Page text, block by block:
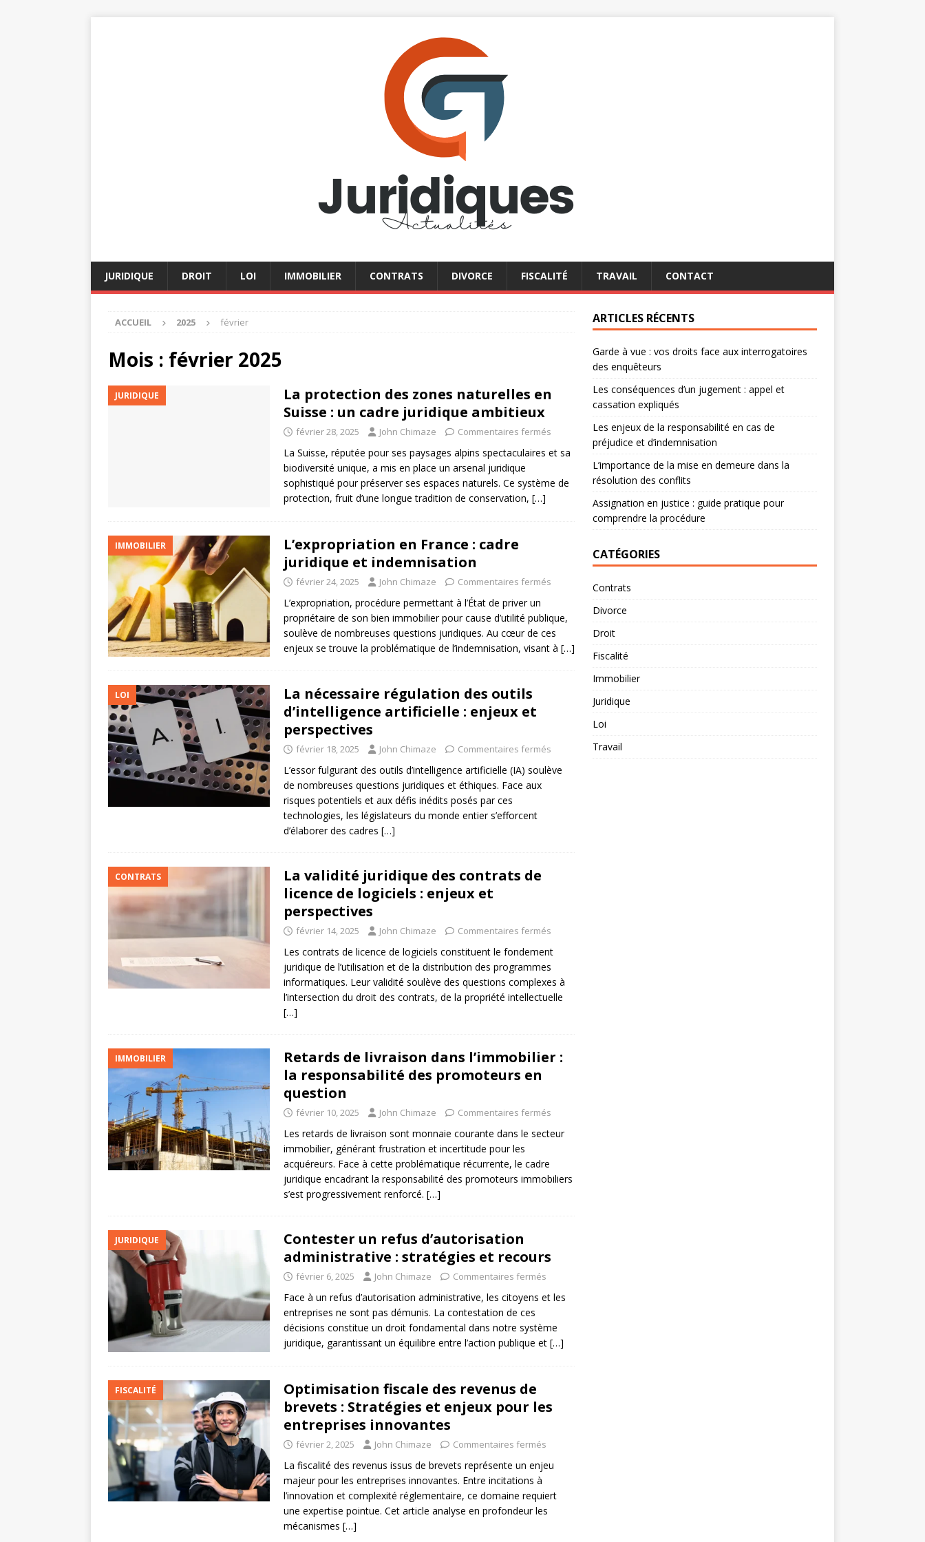
JURIDIQUE DROIT LOI IMMOBILIER CONTRATS DIVORCE FISCALITÉ TRAVAIL CONTACT
ACCUEIL 2025 février
Mois : février 2025
JURIDIQUE
La protection des zones naturelles en
Suisse : un cadre juridique ambitieux
février 28, 2025 John Chimaze Commentaires fermés
La Suisse, réputée pour ses paysages alpins spectaculaires et sa
biodiversité unique, a mis en place un arsenal juridique
sophistiqué pour préserver ses espaces naturels. Ce système de
protection, fruit d’une longue tradition de conservation, […]
IMMOBILIER
L’expropriation en France : cadre
juridique et indemnisation
février 24, 2025 John Chimaze Commentaires fermés
L’expropriation, procédure permettant à l’État de priver un
propriétaire de son bien immobilier pour cause d’utilité publique,
soulève de nombreuses questions juridiques. Au cœur de ces
enjeux se trouve la problématique de l’indemnisation, visant à […]
LOI
La nécessaire régulation des outils
d’intelligence artificielle : enjeux et
perspectives
février 18, 2025 John Chimaze Commentaires fermés
L’essor fulgurant des outils d’intelligence artificielle (IA) soulève
de nombreuses questions juridiques et éthiques. Face aux
risques potentiels et aux défis inédits posés par ces
technologies, les législateurs du monde entier s’efforcent
d’élaborer des cadres […]
CONTRATS
La validité juridique des contrats de
licence de logiciels : enjeux et
perspectives
février 14, 2025 John Chimaze Commentaires fermés
Les contrats de licence de logiciels constituent le fondement
juridique de l’utilisation et de la distribution des programmes
informatiques. Leur validité soulève des questions complexes à
l’intersection du droit des contrats, de la propriété intellectuelle
[…]
IMMOBILIER
Retards de livraison dans l’immobilier :
la responsabilité des promoteurs en
question
février 10, 2025 John Chimaze Commentaires fermés
Les retards de livraison sont monnaie courante dans le secteur
immobilier, générant frustration et incertitude pour les
acquéreurs. Face à cette problématique récurrente, le cadre
juridique encadrant la responsabilité des promoteurs immobiliers
s’est progressivement renforcé. […]
JURIDIQUE
Contester un refus d’autorisation
administrative : stratégies et recours
février 6, 2025 John Chimaze Commentaires fermés
Face à un refus d’autorisation administrative, les citoyens et les
entreprises ne sont pas démunis. La contestation de ces
décisions constitue un droit fondamental dans notre système
juridique, garantissant un équilibre entre l’action publique et […]
FISCALITÉ
Optimisation fiscale des revenus de
brevets : Stratégies et enjeux pour les
entreprises innovantes
février 2, 2025 John Chimaze Commentaires fermés
La fiscalité des revenus issus de brevets représente un enjeu
majeur pour les entreprises innovantes. Entre incitations à
l’innovation et complexité réglementaire, ce domaine requiert
une expertise pointue. Cet article analyse en profondeur les
mécanismes […]
ARTICLES RÉCENTS
Garde à vue : vos droits face aux interrogatoires
des enquêteurs
Les conséquences d’un jugement : appel et
cassation expliqués
Les enjeux de la responsabilité en cas de
préjudice et d’indemnisation
L’importance de la mise en demeure dans la
résolution des conflits
Assignation en justice : guide pratique pour
comprendre la procédure
CATÉGORIES
Contrats
Divorce
Droit
Fiscalité
Immobilier
Juridique
Loi
Travail